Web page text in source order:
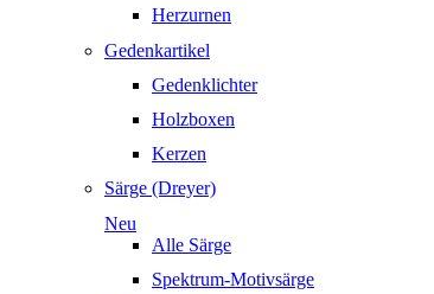
Herzurnen
Gedenkartikel
Gedenklichter
Holzboxen
Kerzen
Särge (Dreyer)
Neu
Alle Särge
Spektrum-Motivsärge